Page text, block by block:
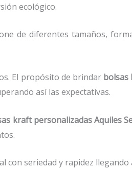
ecológico.
de diferentes tamaños,
El propósito de brindar bolsas
así las expectativas.
kraft personalizadas Aquiles
seriedad y rapidez llegando